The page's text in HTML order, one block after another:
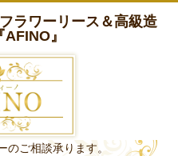
ラワーリース＆高級造
』
のご相談承ります。